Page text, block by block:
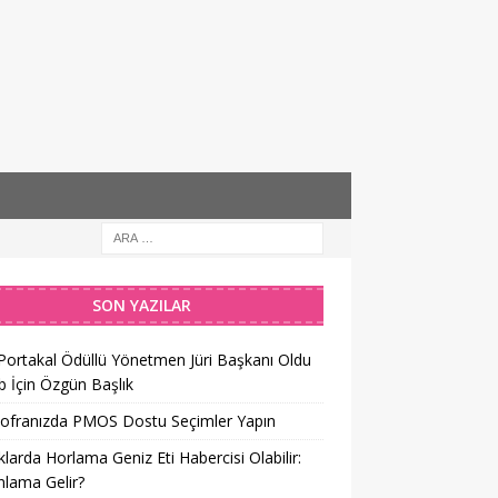
SON YAZILAR
Ödüllü Yönetmen Jüri Başkanı Oldu
İçin Özgün Başlık
PMOS Dostu Seçimler Yapın
Horlama Geniz Eti Habercisi Olabilir:
Gelir?